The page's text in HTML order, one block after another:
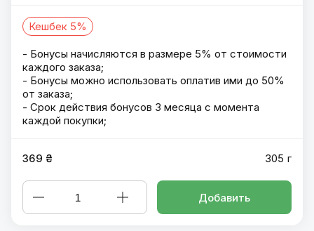
Кешбек 5%
- Бонусы начисляются в размере 5% от стоимости
каждого заказа;
- Бонусы можно использовать оплатив ими до 50%
от заказа;
- Срок действия бонусов 3 месяца с момента
каждой покупки;
369 ₴ 305 г
Добавить